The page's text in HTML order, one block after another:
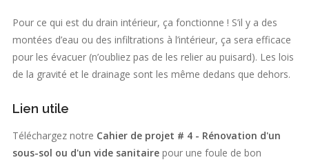
Pour ce qui est du drain intérieur, ça fonctionne ! S’il y a des
montées d’eau ou des infiltrations à l’intérieur, ça sera efficace
pour les évacuer (n’oubliez pas de les relier au puisard). Les lois
de la gravité et le drainage sont les même dedans que dehors.
Lien utile
Téléchargez notre Cahier de projet # 4 - Rénovation d'un
sous-sol ou d'un vide sanitaire pour une foule de bon